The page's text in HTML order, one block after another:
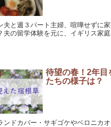
夫と週３パート主婦、喧嘩せずに
夫の留学体験を元に、イギリス家
待望の春！2年目
たちの様子は？
ンドカバー・サギゴケやベロニカ